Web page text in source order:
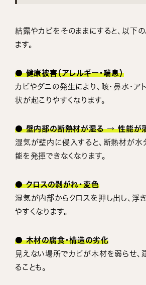
結露やカビをそのままにすると、以下
ます。
● 健康被害（アレルギー・喘息）
カビやダニの発生により、咳・鼻水・ア
状が起こりやすくなります。
● 壁内部の断熱材が湿る → 性能が
湿気が壁内に侵入すると、断熱材が水
能を発揮できなくなります。
● クロスの剥がれ・変色
湿気が内部からクロスを押し出し、浮
やすくなります。
● 木材の腐食・構造の劣化
見えない場所でカビが木材を弱らせ、
ることも。